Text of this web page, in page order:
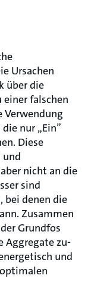
Ursachen
über die
falschen
Verwendung
nur „Ein”
Diese
nicht an die
sind
bei denen die
Zusammen
Grundfos
Aggregate zu-
und